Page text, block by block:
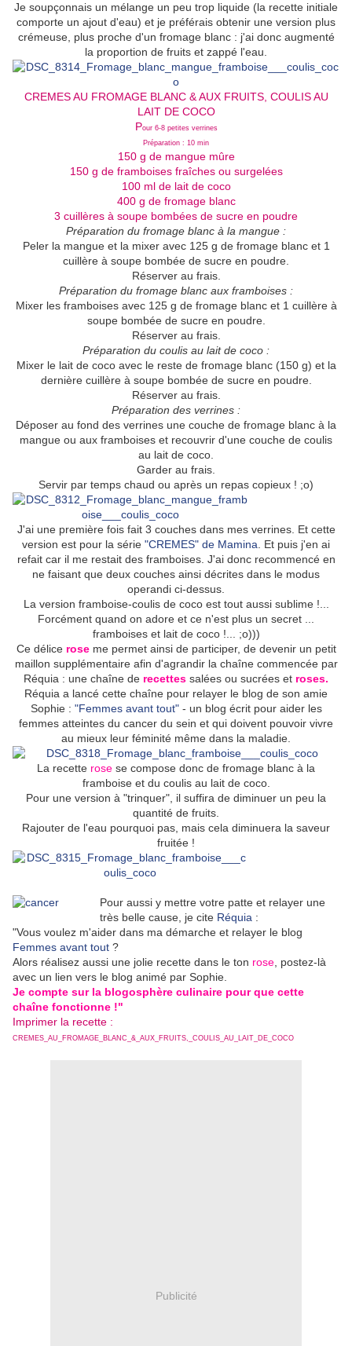
Je soupçonnais un mélange un peu trop liquide (la recette initiale
comporte un ajout d'eau) et je préférais obtenir une version plus
crémeuse, plus proche d'un fromage blanc : j'ai donc augmenté
la proportion de fruits et zappé l'eau.
CREMES AU FROMAGE BLANC & AUX FRUITS, COULIS AU
LAIT DE COCO
Pour 6-8 petites verrines
Préparation : 10 min
150 g de mangue mûre
150 g de framboises fraîches ou surgelées
100 ml de lait de coco
400 g de fromage blanc
3 cuillères à soupe bombées de sucre en poudre
Préparation du fromage blanc à la mangue :
Peler la mangue et la mixer avec 125 g de fromage blanc et 1
cuillère à soupe bombée de sucre en poudre.
Réserver au frais.
Préparation du fromage blanc aux framboises :
Mixer les framboises avec 125 g de fromage blanc et 1 cuillère à
soupe bombée de sucre en poudre.
Réserver au frais.
Préparation du coulis au lait de coco :
Mixer le lait de coco avec le reste de fromage blanc (150 g) et la
dernière cuillère à soupe bombée de sucre en poudre.
Réserver au frais.
Préparation des verrines :
Déposer au fond des verrines une couche de fromage blanc à la
mangue ou aux framboises et recouvrir d'une couche de coulis
au lait de coco.
Garder au frais.
Servir par temps chaud ou après un repas copieux ! ;o)
J'ai une première fois fait 3 couches dans mes verrines. Et cette
version est pour la série "CREMES" de Mamina . Et puis j'en ai
refait car il me restait des framboises. J'ai donc recommencé en
ne faisant que deux couches ainsi décrites dans le modus
operandi ci-dessus.
La version framboise-coulis de coco est tout aussi sublime !...
Forcément quand on adore et ce n'est plus un secret ...
framboises et lait de coco !... ;o)))
Ce délice roseme permet ainsi de participer, de devenir un petit
maillon supplémentaire afin d'agrandir la chaîne commencée par
Réquia : une chaîne de recettes salées ou sucrées et roses.
Réquia a lancé cette chaîne pour relayer le blog de son amie
Sophie : "Femmes avant tout"- un blog écrit pour aider les
femmes atteintes du cancer du sein et qui doivent pouvoir vivre
au mieux leur féminité même dans la maladie.
La recette rose se compose donc de fromage blanc à la
framboise et du coulis au lait de coco.
Pour une version à "trinquer", il suffira de diminuer un peu la
quantité de fruits.
Rajouter de l'eau pourquoi pas, mais cela diminuera la saveur
fruitée !
Pour aussi y mettre votre patte et relayer une
très belle cause, je cite Réquia :
"Vous voulez m'aider dans ma démarche et relayer le blog
Femmes avant tout ?
Alors réalisez aussi une jolie recette dans le ton rose , postez-là
avec un lien vers le blog animé par Sophie.
Je compte sur la blogosphère culinaire pour que cette
chaîne fonctionne !"
Imprimer la recette :
CREMES_AU_FROMAGE_BLANC_&_AUX_FRUITS,_COULIS_AU_LAIT_DE_COCO
Publicité